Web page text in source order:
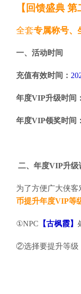
【回馈盛典
全套专属称号、
一、 活动时间
充值有效时间：
年度VIP升级时间
年度VIP领奖时间
二、年度VIP升级
为了方便广大侠客
币提升年度VIP等
①NPC 【古枫霞】
②选择要提升等级